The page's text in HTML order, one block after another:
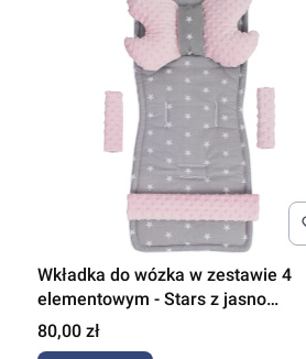
Wkładka do wózka w zestawie 4
elementowym - Stars z jasno
różowym Minky
Cena
80,00 zł